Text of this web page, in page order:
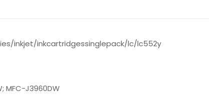
inkjet/inkcartridgessinglepack/lc/lc552y
MFC-J3960DW